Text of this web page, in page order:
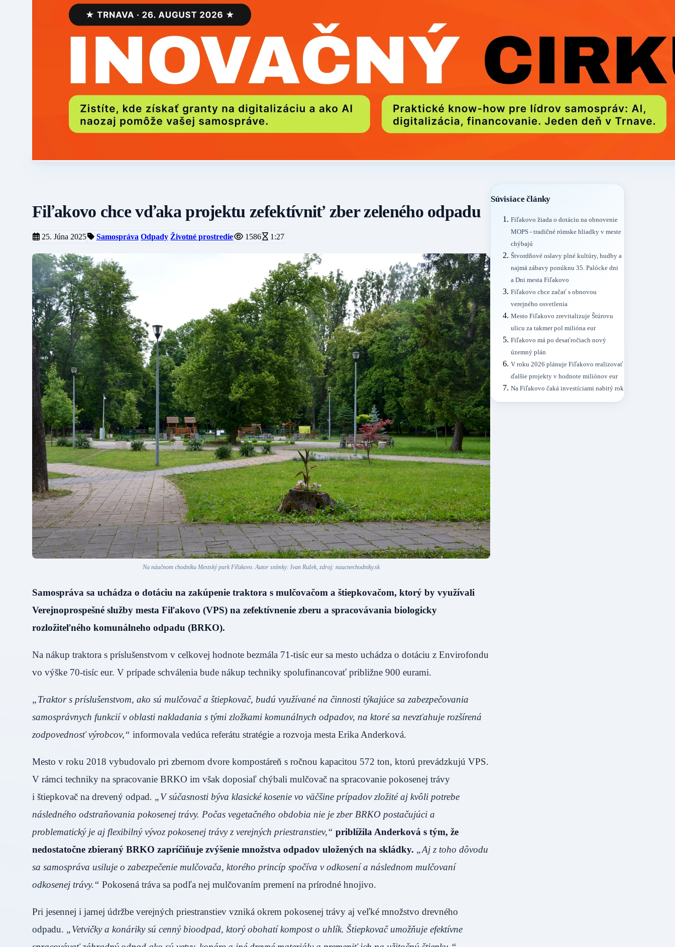
Fiľakovo chce vďaka projektu zefektívniť zber zeleného odpadu
25. Júna 2025 Samospráva Odpady Životné prostredie 1586 1:27
Na náučnom chodníku Mestský park Fiľakovo. Autor snímky: Ivan Ružek, zdroj: naucnechodniky.sk
Samospráva sa uchádza o dotáciu na zakúpenie traktora s mulčovačom a štiepkovačom, ktorý by využívali
Verejnoprospešné služby mesta Fiľakovo (VPS) na zefektívnenie zberu a spracovávania biologicky
rozložiteľného komunálneho odpadu (BRKO).
Na nákup traktora s príslušenstvom v celkovej hodnote bezmála 71-tisíc eur sa mesto uchádza o dotáciu z Envirofondu
vo výške 70-tisíc eur. V prípade schválenia bude nákup techniky spolufinancovať približne 900 eurami.
„Traktor s príslušenstvom, ako sú mulčovač a štiepkovač, budú využívané na činnosti týkajúce sa zabezpečovania
samosprávnych funkcií v oblasti nakladania s tými zložkami komunálnych odpadov, na ktoré sa nevzťahuje rozšírená
zodpovednosť výrobcov,“ informovala vedúca referátu stratégie a rozvoja mesta Erika Anderková.
Mesto v roku 2018 vybudovalo pri zbernom dvore kompostáreň s ročnou kapacitou 572 ton, ktorú prevádzkujú VPS.
V rámci techniky na spracovanie BRKO im však doposiaľ chýbali mulčovač na spracovanie pokosenej trávy
i štiepkovač na drevený odpad. „V súčasnosti býva klasické kosenie vo väčšine prípadov zložité aj kvôli potrebe
následného odstraňovania pokosenej trávy. Počas vegetačného obdobia nie je zber BRKO postačujúci a
problematický je aj flexibilný vývoz pokosenej trávy z verejných priestranstiev,“ priblížila Anderková s tým, že
nedostatočne zbieraný BRKO zapríčiňuje zvýšenie množstva odpadov uložených na skládky. „Aj z toho dôvodu
sa samospráva usiluje o zabezpečenie mulčovača, ktorého princíp spočíva v odkosení a následnom mulčovaní
odkosenej trávy.“ Pokosená tráva sa podľa nej mulčovaním premení na prírodné hnojivo.
Pri jesennej i jarnej údržbe verejných priestranstiev vzniká okrem pokosenej trávy aj veľké množstvo drevného
odpadu. „Vetvičky a konáriky sú cenný bioodpad, ktorý obohatí kompost o uhlík. Štiepkovač umožňuje efektívne
Súvisiace články
Fiľakovo žiada o dotáciu na obnovenie
MOPS - tradičné rómske hliadky v meste
chýbajú
Štvordňové oslavy plné kultúry, hudby a
najmä zábavy ponúknu 35. Palócke dni
a Dni mesta Fiľakovo
Fiľakovo chce začať s obnovou
verejného osvetlenia
Mesto Fiľakovo zrevitalizuje Štúrovu
ulicu za takmer pol milióna eur
Fiľakovo má po desaťročiach nový
územný plán
V roku 2026 plánuje Fiľakovo realizovať
ďalšie projekty v hodnote miliónov eur
Na Fiľakovo čaká investíciami nabitý rok